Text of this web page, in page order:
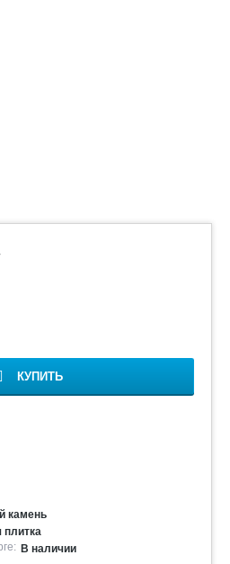
КУПИТЬ
камень
плитка
В наличии